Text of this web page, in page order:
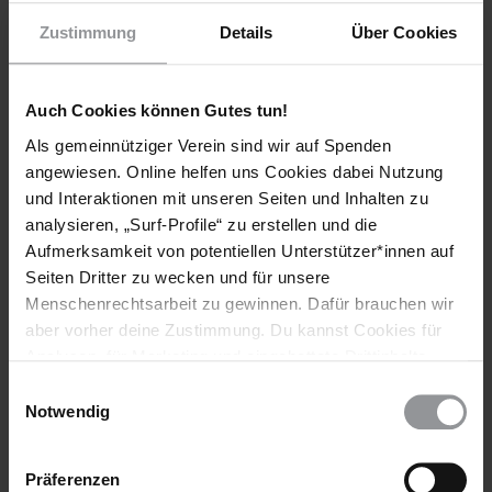
Zustimmung Details Über Cookies
Auch Cookies können Gutes tun!
Als gemeinnütziger Verein sind wir auf Spenden
angewiesen. Online helfen uns Cookies dabei Nutzung
und Interaktionen mit unseren Seiten und Inhalten zu
analysieren, „Surf-Profile“ zu erstellen und die
Aufmerksamkeit von potentiellen Unterstützer*innen auf
Seiten Dritter zu wecken und für unsere
Menschenrechtsarbeit zu gewinnen. Dafür brauchen wir
aber vorher deine Zustimmung. Du kannst Cookies für
wieder ändern. Diesen Banner kannst Du über den Link
Notwendig
Präferenzen
Vor der amerikanischen Botschaft musste die Straße gesperrt werden, damit
alle Demonstranten Platz fanden und die Ansprache stattfinden konnte
© Amnesty International/Julia Weiß